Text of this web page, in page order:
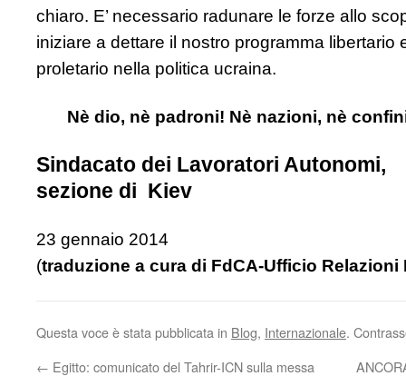
chiaro. E’ necessario radunare le forze allo
iniziare a dettare il nostro programma libertario
proletario nella politica ucraina.
Nè dio, nè padroni! Nè nazioni, nè
Sindacato dei Lavoratori Autonomi,
sezione di Kiev
23 gennaio 2014
(traduzione a cura di FdCA-Ufficio Relazioni
Questa voce è stata pubblicata in Blog, Internazionale.
← Egitto: comunicato del Tahrir-ICN sulla messa